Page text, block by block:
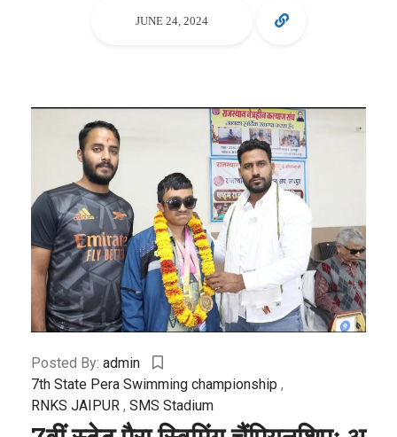
JUNE 24, 2024
Posted By: admin
7th State Pera Swimming championship ,
RNKS JAIPUR , SMS Stadium